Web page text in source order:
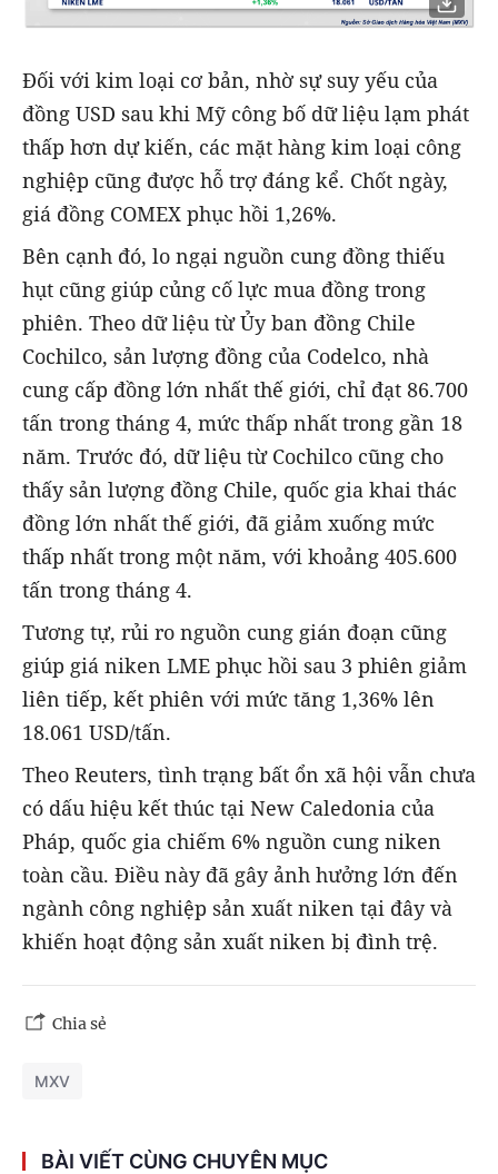
Đối với kim loại cơ bản, nhờ sự suy yếu của
đồng USD sau khi Mỹ công bố dữ liệu lạm phát
thấp hơn dự kiến, các mặt hàng kim loại công
nghiệp cũng được hỗ trợ đáng kể. Chốt ngày,
giá đồng COMEX phục hồi 1,26%.
Bên cạnh đó, lo ngại nguồn cung đồng thiếu
hụt cũng giúp củng cố lực mua đồng trong
phiên. Theo dữ liệu từ Ủy ban đồng Chile
Cochilco, sản lượng đồng của Codelco, nhà
cung cấp đồng lớn nhất thế giới, chỉ đạt 86.700
tấn trong tháng 4, mức thấp nhất trong gần 18
năm. Trước đó, dữ liệu từ Cochilco cũng cho
thấy sản lượng đồng Chile, quốc gia khai thác
đồng lớn nhất thế giới, đã giảm xuống mức
thấp nhất trong một năm, với khoảng 405.600
tấn trong tháng 4.
Tương tự, rủi ro nguồn cung gián đoạn cũng
giúp giá niken LME phục hồi sau 3 phiên giảm
liên tiếp, kết phiên với mức tăng 1,36% lên
18.061 USD/tấn.
Theo Reuters, tình trạng bất ổn xã hội vẫn chưa
có dấu hiệu kết thúc tại New Caledonia của
Pháp, quốc gia chiếm 6% nguồn cung niken
toàn cầu. Điều này đã gây ảnh hưởng lớn đến
ngành công nghiệp sản xuất niken tại đây và
khiến hoạt động sản xuất niken bị đình trệ.
Chia sẻ
MXV
BÀI VIẾT CÙNG CHUYÊN MỤC